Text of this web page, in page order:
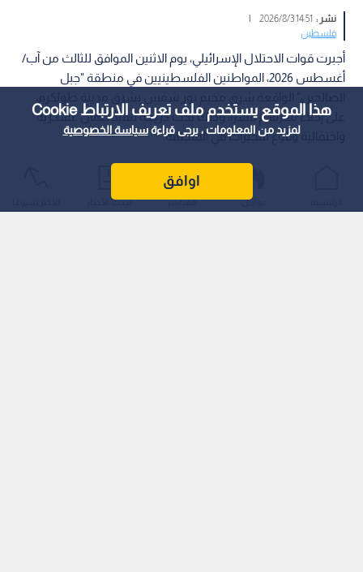
هذا الموقع يستخدم ملف تعريف الارتباط Cookie
لمزيد من المعلومات ، يرجى قراءةسياسة الخصوصية
اوافق
نشر : 14:51 2026/8/3
|
فلسطين
أجبرت قوات الاحتلال الإسرائيلي، يوم الاثنين الموافق للثالث من آب/
أغسطس 2026، المواطنين الفلسطينيين في منطقة "جبل
على إخلاء منازلهم قسرا، وذلك تحت ذريعة تنفيذ أعمال عسكرية
واحتمالية وقوع تفجيرات في المنطقة.
عواجل المباشر أحدث الأخبار